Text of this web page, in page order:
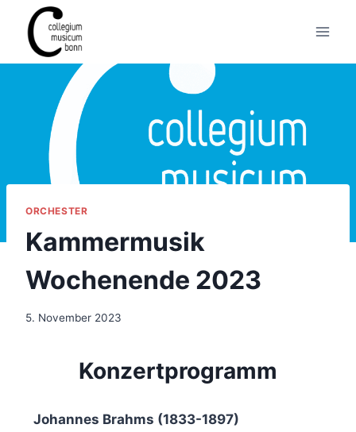
ORCHESTER
Kammermusik
Wochenende 2023
5. November 2023
Konzertprogramm
Johannes Brahms (1833-1897)